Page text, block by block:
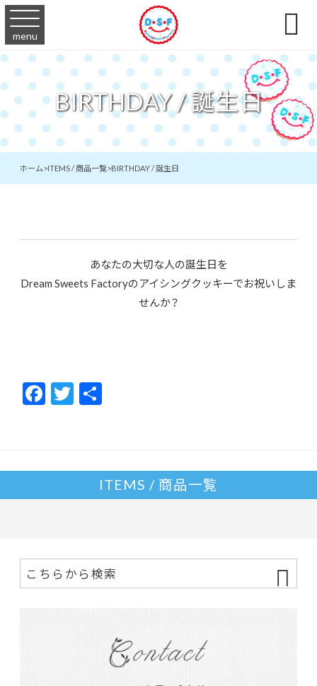
menu 
BIRTHDAY / 誕生日
ホーム>ITEMS / 商品一覧>BIRTHDAY / 誕生日
あなたの大切な人の誕生日を
Dream Sweets Factoryのアイシングクッキーでお祝いしま
せんか？
F
ac
o
T
w
ITEMS / 商品一覧